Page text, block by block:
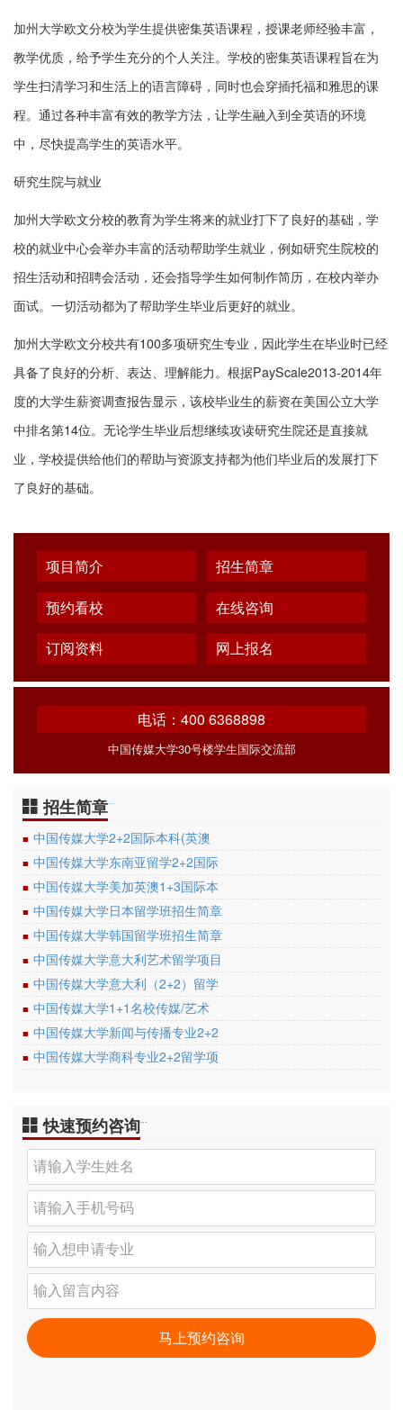
加州大学欧文分校为学生提供密集英语课程，授课老师经验丰富，
教学优质，给予学生充分的个人关注。学校的密集英语课程旨在为
学生扫清学习和生活上的语言障碍，同时也会穿插托福和雅思的课
程。通过各种丰富有效的教学方法，让学生融入到全英语的环境
中，尽快提高学生的英语水平。
研究生院与就业
加州大学欧文分校的教育为学生将来的就业打下了良好的基础，学
校的就业中心会举办丰富的活动帮助学生就业，例如研究生院校的
招生活动和招聘会活动，还会指导学生如何制作简历，在校内举办
面试。一切活动都为了帮助学生毕业后更好的就业。
加州大学欧文分校共有100多项研究生专业，因此学生在毕业时已经
具备了良好的分析、表达、理解能力。根据PayScale2013-2014年
度的大学生薪资调查报告显示，该校毕业生的薪资在美国公立大学
中排名第14位。无论学生毕业后想继续攻读研究生院还是直接就
业，学校提供给他们的帮助与资源支持都为他们毕业后的发展打下
了良好的基础。
项目简介
招生简章
预约看校
在线咨询
订阅资料
网上报名
电话：400 6368898
中国传媒大学30号楼学生国际交流部
招生简章
■ 中国传媒大学2+2国际本科(英澳
■ 中国传媒大学东南亚留学2+2国际
■ 中国传媒大学美加英澳1+3国际本
■ 中国传媒大学日本留学班招生简章
■ 中国传媒大学韩国留学班招生简章
■ 中国传媒大学意大利艺术留学项目
■ 中国传媒大学意大利（2+2）留学
■ 中国传媒大学1+1名校传媒/艺术
■ 中国传媒大学新闻与传播专业2+2
■ 中国传媒大学商科专业2+2留学项
快速预约咨询